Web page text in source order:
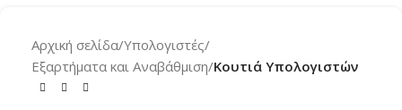
Αρχική σελίδα Υπολογιστές
Εξαρτήματα και Αναβάθμιση Κουτιά Υπολογιστών